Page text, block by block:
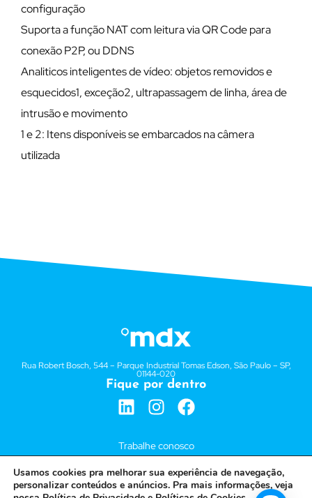
configuração
Suporta a função NAT com leitura via QR Code para
conexão P2P, ou DDNS
Analiticos inteligentes de vídeo: objetos removidos e
esquecidos1, exceção2, ultrapassagem de linha, área de
intrusão e movimento
1 e 2: Itens disponíveis se embarcados na câmera
utilizada
Rua Robert Bosch, 544 – Parque Industrial Tomas Edson, São Paulo – SP,
01144-020
Fique por dentro
Trabalhe conosco
Políticas de Privacidade
Usamos cookies pra melhorar sua experiência de navegação,
personalizar conteúdos e anúncios. Pra mais informações, veja